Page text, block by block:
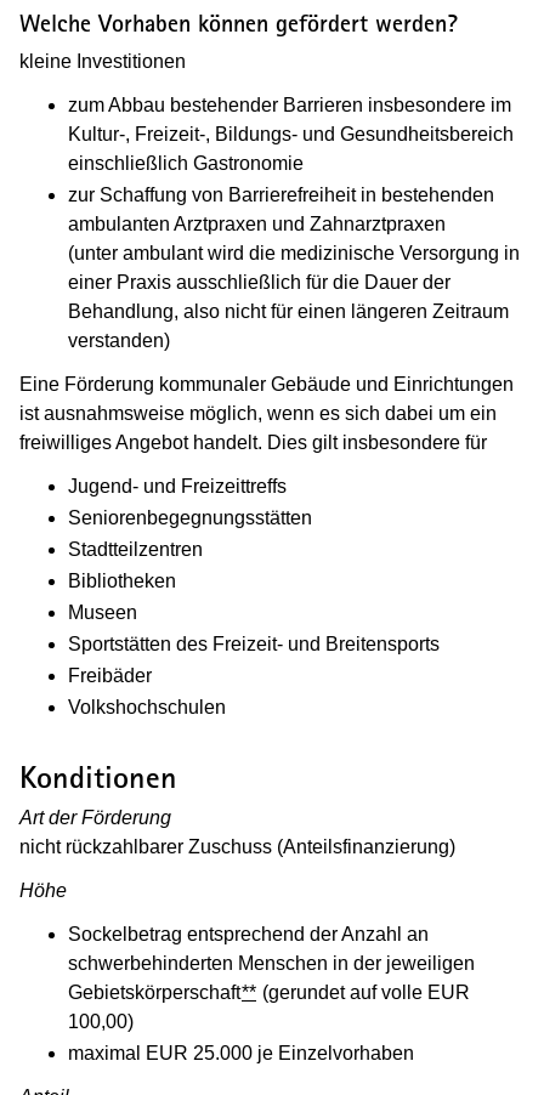
Welche Vorhaben können gefördert werden?
kleine Investitionen
zum Abbau bestehender Barrieren insbesondere im
Kultur-, Freizeit-, Bildungs- und Gesundheitsbereich
einschließlich Gastronomie
zur Schaffung von Barrierefreiheit in bestehenden
ambulanten Arztpraxen und Zahnarztpraxen
(unter ambulant wird die medizinische Versorgung in
einer Praxis ausschließlich für die Dauer der
Behandlung, also nicht für einen längeren Zeitraum
verstanden)
Eine Förderung kommunaler Gebäude und Einrichtungen
ist ausnahmsweise möglich, wenn es sich dabei um ein
freiwilliges Angebot handelt. Dies gilt insbesondere für
Jugend- und Freizeittreffs
Seniorenbegegnungsstätten
Stadtteilzentren
Bibliotheken
Museen
Sportstätten des Freizeit- und Breitensports
Freibäder
Volkshochschulen
Konditionen
Art der Förderung
nicht rückzahlbarer Zuschuss (Anteilsfinanzierung)
Höhe
Sockelbetrag entsprechend der Anzahl an
schwerbehinderten Menschen in der jeweiligen
Gebietskörperschaft** (gerundet auf volle EUR
100,00)
maximal EUR 25.000 je Einzelvorhaben